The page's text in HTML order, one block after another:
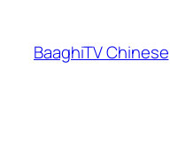
content
BaaghiTV Chinese